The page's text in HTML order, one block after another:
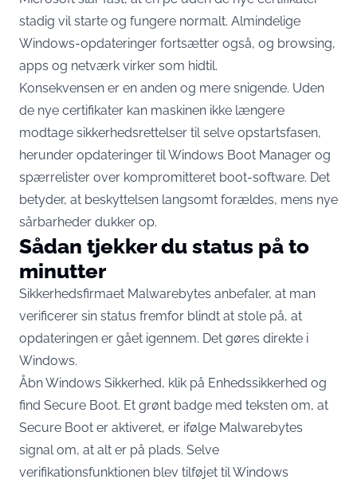
stadig vil starte og fungere normalt. Almindelige
Windows-opdateringer fortsætter også, og browsing,
apps og netværk virker som hidtil.
Konsekvensen er en anden og mere snigende. Uden
de nye certifikater kan maskinen ikke længere
modtage sikkerhedsrettelser til selve opstartsfasen,
herunder opdateringer til Windows Boot Manager og
spærrelister over kompromitteret boot-software. Det
betyder, at beskyttelsen langsomt forældes, mens nye
sårbarheder dukker op.
Sådan tjekker du status på to
minutter
Sikkerhedsfirmaet Malwarebytes anbefaler, at man
verificerer sin status fremfor blindt at stole på, at
opdateringen er gået igennem. Det gøres direkte i
Windows.
Åbn Windows Sikkerhed, klik på Enhedssikkerhed og
find Secure Boot. Et grønt badge med teksten om, at
Secure Boot er aktiveret, er ifølge Malwarebytes
signal om, at alt er på plads. Selve
verifikationsfunktionen blev tilføjet til Windows